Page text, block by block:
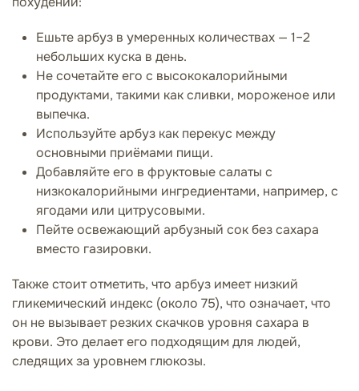
Ешьте арбуз в умеренных количествах — 1–2
небольших куска в день.
Не сочетайте его с высококалорийными
продуктами, такими как сливки, мороженое или
выпечка.
Используйте арбуз как перекус между
основными приёмами пищи.
Добавляйте его в фруктовые салаты с
низкокалорийными ингредиентами, например, с
ягодами или цитрусовыми.
Пейте освежающий арбузный сок без сахара
вместо газировки.
Также стоит отметить, что арбуз имеет низкий
гликемический индекс (около 75), что означает, что
он не вызывает резких скачков уровня сахара в
крови. Это делает его подходящим для людей,
следящих за уровнем глюкозы.